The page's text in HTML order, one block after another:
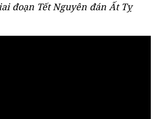
đoạn Tết Nguyên đán Ất Tỵ